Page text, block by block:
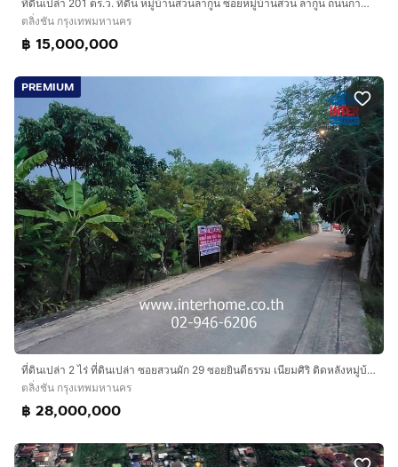
propcode=64560
ที่ดินเปล่า 201 ตร.ว. ที่ดิน หมู่บ้านสวนลากูน ซอยหมู่บ้านสวน ลากูน ถนนกาญจนาภิเษก (ตะวันตก) เขตตลิ่งชัน กรุงเทพมหานคร
ตลิ่งชัน กรุงเทพมหานคร
฿ 15,000,000
PREMIUM
ที่ดินเปล่า 2 ไร่ ที่ดินเปล่า ซอยสวนผัก 29 ซอยยินดีธรรม เนียมศิริ ติดหลังหมู่บ้านลดาวัลย์ราชพฤกษ์ ถนนสวนผัก ถนนราชพฤกษ์ เขตตลิ่งชัน กรุงเทพ
ตลิ่งชัน กรุงเทพมหานคร
฿ 28,000,000